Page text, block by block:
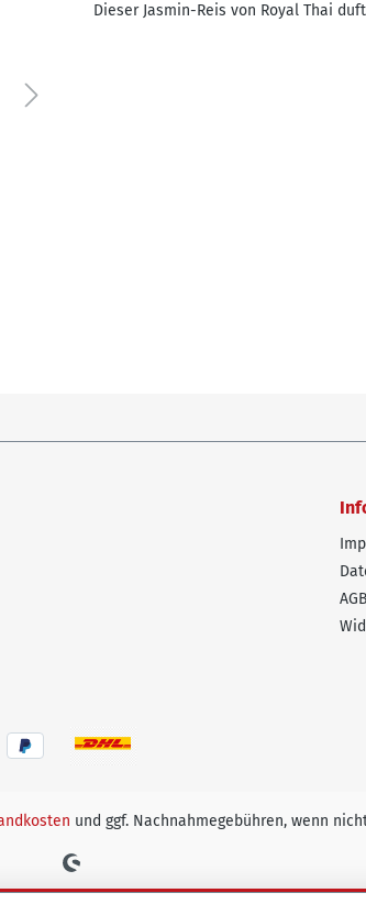
Dieser Jasmin-Reis von Royal Thai
AGB
und ggf. Nachnahmegebühren, wenn